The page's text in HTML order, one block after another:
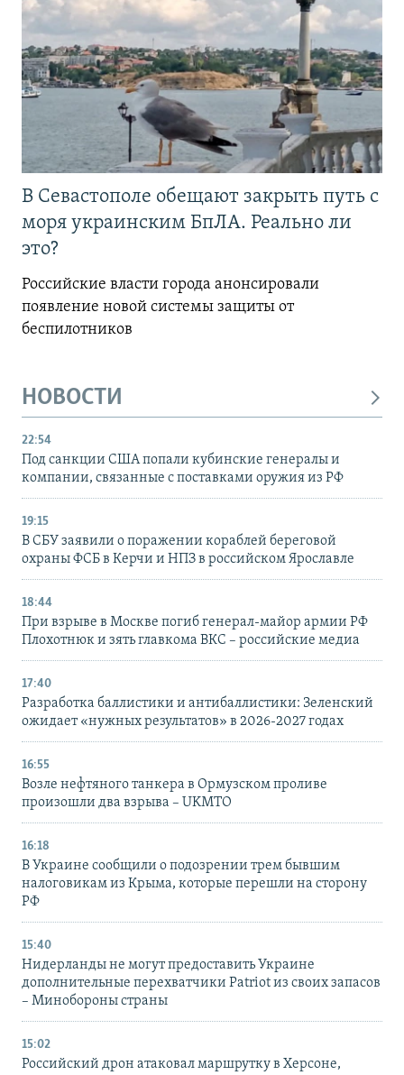
В Севастополе обещают закрыть путь с
моря украинским БпЛА. Реально ли
это?
Российские власти города анонсировали
появление новой системы защиты от
беспилотников
НОВОСТИ
22:54
Под санкции США попали кубинские генералы и
компании, связанные с поставками оружия из РФ
19:15
В СБУ заявили о поражении кораблей береговой
охраны ФСБ в Керчи и НПЗ в российском Ярославле
18:44
При взрыве в Москве погиб генерал-майор армии РФ
Плохотнюк и зять главкома ВКС – российские медиа
17:40
Разработка баллистики и антибаллистики: Зеленский
ожидает «нужных результатов» в 2026-2027 годах
16:55
Возле нефтяного танкера в Ормузском проливе
произошли два взрыва – UKMTO
16:18
В Украине сообщили о подозрении трем бывшим
налоговикам из Крыма, которые перешли на сторону
РФ
15:40
Нидерланды не могут предоставить Украине
дополнительные перехватчики Patriot из своих запасов
– Минобороны страны
15:02
Российский дрон атаковал маршрутку в Херсоне,